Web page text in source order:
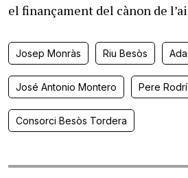
el finançament del cànon de
Josep Monràs Riu Besòs
José Antonio Montero Pere
Consorci Besòs Tordera